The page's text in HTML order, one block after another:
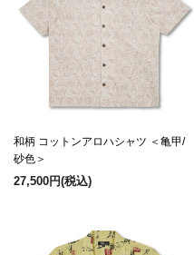
和柄 コットンアロハシャツ ＜亀甲/
砂色＞
27,500円(税込)